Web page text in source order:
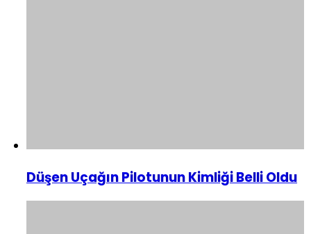
Düşen Uçağın Pilotunun Kimliği Belli Oldu